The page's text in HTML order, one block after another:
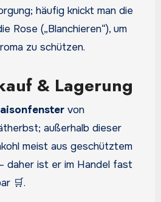
häufig knickt man die
Rose („Blanchieren“), um
zu schützen.
& Lagerung
von
außerhalb dieser
meist aus geschütztem
daher ist er im Handel fast
🛒.